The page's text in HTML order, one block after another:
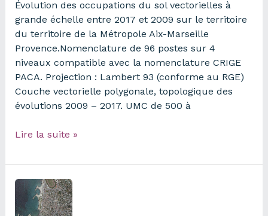
Évolution des occupations du sol vectorielles à
grande échelle entre 2017 et 2009 sur le territoire
du territoire de la Métropole Aix-Marseille
Provence.Nomenclature de 96 postes sur 4
niveaux compatible avec la nomenclature CRIGE
PACA. Projection : Lambert 93 (conforme au RGE)
Couche vectorielle polygonale, topologique des
évolutions 2009 – 2017. UMC de 500 à
Évolution
l’occupation
du
sol
à
Lire la suite »